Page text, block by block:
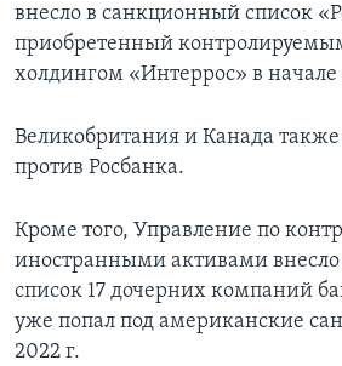
внесло в санкционный список
приобретенный
холдингом «Интеррос» в начале
Великобритания и Канада
против Росбанка.
Кроме того, Управление по
иностранными активами
список 17 дочерних компаний
уже попал под американские
2022 г.